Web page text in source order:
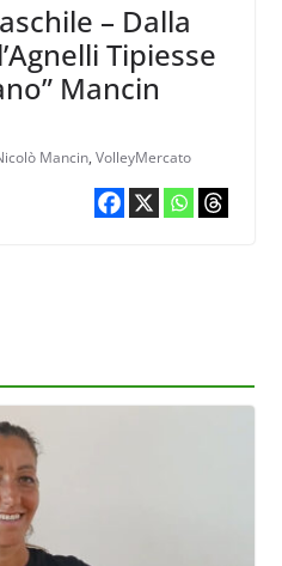
– Dalla
Tipiesse
Mancin
Mancin, VolleyMercato